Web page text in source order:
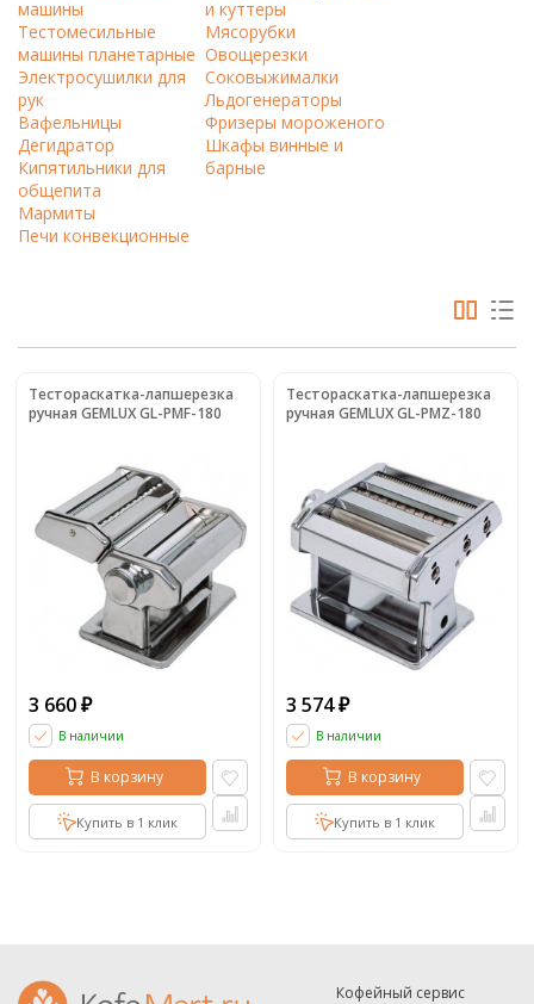
машины
Тестомесильные
машины планетарные
Электросушилки для
рук
Вафельницы
Дегидратор
Кипятильники для
общепита
Мармиты
Печи конвекционные
и куттеры
Мясорубки
Овощерезки
Соковыжималки
Льдогенераторы
Фризеры мороженого
Шкафы винные и
барные
Тестораскатка-лапшерезка
ручная GEMLUX GL-PMF-180
3 660 ₽
В наличии
В корзину
Купить в 1 клик
Тестораскатка-лапшерезка
ручная GEMLUX GL-PMZ-180
3 574 ₽
В наличии
В корзину
Купить в 1 клик
Кофейный сервис